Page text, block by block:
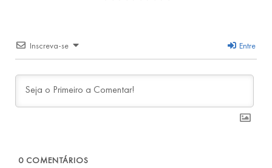
Inscreva-se Entre
0 COMENTÁRIOS